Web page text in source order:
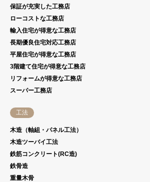
保証が充実した工務店
ローコストな工務店
輸入住宅が得意な工務店
長期優良住宅対応工務店
平屋住宅が得意な工務店
3階建て住宅が得意な工務店
リフォームが得意な工務店
スーパー工務店
工法
木造（軸組・パネル工法）
木造ツーバイ工法
鉄筋コンクリート(RC造)
鉄骨造
重量木骨